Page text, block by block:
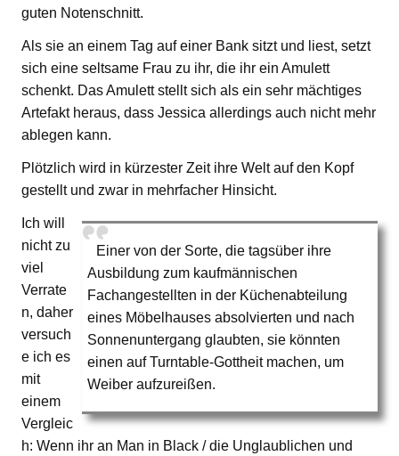
guten Notenschnitt.
Als sie an einem Tag auf einer Bank sitzt und liest, setzt
sich eine seltsame Frau zu ihr, die ihr ein Amulett
schenkt. Das Amulett stellt sich als ein sehr mächtiges
Artefakt heraus, dass Jessica allerdings auch nicht mehr
ablegen kann.
Plötzlich wird in kürzester Zeit ihre Welt auf den Kopf
gestellt und zwar in mehrfacher Hinsicht.
Einer von der Sorte, die tagsüber ihre
Ausbildung zum kaufmännischen
Fachangestellten in der Küchenabteilung
eines Möbelhauses absolvierten und nach
Sonnenuntergang glaubten, sie könnten
einen auf Turntable-Gottheit machen, um
Weiber aufzureißen.
Ich will
nicht zu
viel
Verrate
n, daher
versuch
e ich es
mit
einem
Vergleic
h: Wenn ihr an Man in Black / die Unglaublichen und